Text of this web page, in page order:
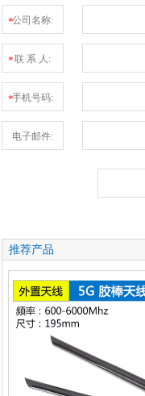
*公司名称:
*联 系 人:
*手机号码:
电子邮件:
推荐产品